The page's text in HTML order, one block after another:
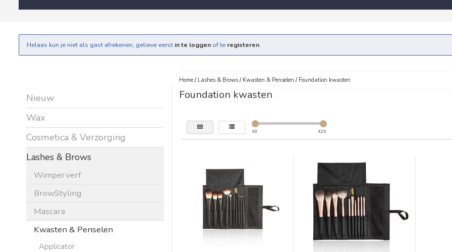
Helaas kun je niet als gast afrekenen, gelieve eerst in te loggen of te registeren.
Nieuw
Wax
Cosmetica & Verzorging
Lashes & Brows
Wimperverf
BrowStyling
Mascara
Kwasten & Penselen
Applicator
Home/ Lashes & Brows/ Kwasten & Penselen / Foundation kwasten
Foundation kwasten
€0 €25